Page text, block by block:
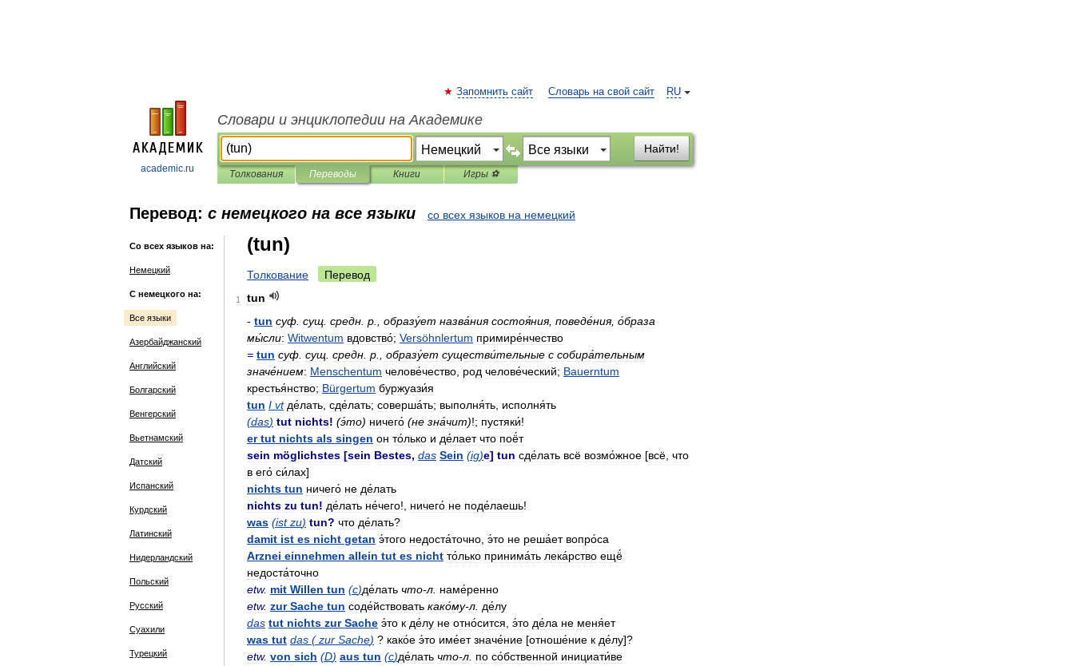
academic.ru
RU
Запомнить сайт Словарь на свой сайт
Словари и энциклопедии на Академике
Найти!
Толкования Переводы Книги Игры ⚽
Перевод: с немецкого на все языки со всех языков на немецкий
Со всех языков на:
Немецкий
С немецкого на:
Все языки
Азербайджанский
Английский
Болгарский
Венгерский
Вьетнамский
Датский
Испанский
Курдский
Латинский
Нидерландский
Польский
Русский
Суахили
Турецкий
(tun)
Толкование Перевод
1
tun
- tun суф сущ средн р образу́ет назва́ния состоя́ния, поведе́ния, о́браза
мы́сли: Witwentum вдовство́; Versöhnlertum примире́нчество
= tun суф сущ средн р образу́ет существи́тельные с собира́тельным
значе́нием: Menschentum челове́чество род челове́ческий; Bauerntum
крестья́нство; Bürgertum буржуази́я
tun I vt де́лать сде́лать; соверша́ть; выполня́ть исполня́ть
(das) tut nichts! (э́то) ничего́ (не зна́чит)!; пустяки́!
er tut nichts als singen он то́лько и де́лает что поё́т
sein möglichstes [sein Bestes, das Sein (ig)e] tun сде́лать всё возмо́жное [всё что
в его́ си́лах]
nichts tun ничего́ не де́лать
nichts zu tun! де́лать не́чего!, ничего́ не поде́лаешь!
was (ist zu) tun? что де́лать?
damit ist es nicht getan э́того недоста́точно э́то не реша́ет вопро́са
Arznei einnehmen allein tut es nicht то́лько принима́ть лека́рство ещё́
недоста́точно
etw. mit Willen tun (с)де́лать что-л наме́ренно
etw. zur Sache tun соде́йствовать како́му-л де́лу
das tut nichts zur Sache э́то к де́лу не отно́сится э́то де́ла не меня́ет
was tut das (zur Sache) ? како́е э́то име́ет значе́ние [отноше́ние к де́лу]?
etw. von sich (D) aus tun (с)де́лать что-л по со́бственной инициати́ве